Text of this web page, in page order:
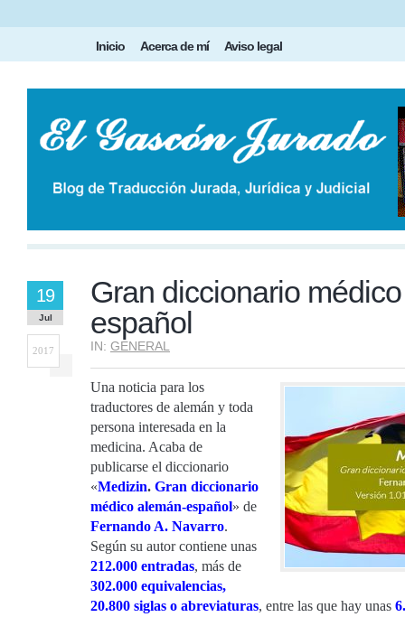
Inicio Acerca de mí Aviso legal
Gran diccionario
español
IN: GENERAL
19
Jul
2017
Una noticia para los
traductores de alemán y toda
persona interesada en la
medicina. Acaba de
publicarse el diccionario
«Medizin. Gran diccionario
médico alemán-español» de
Fernando A. Navarro.
Según su autor contiene unas
212.000 entradas, más de
302.000 equivalencias,
20.800 siglas o abreviaturas, entre las que hay unas